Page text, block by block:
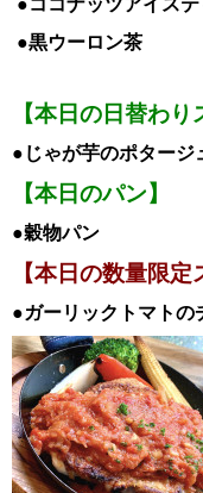
●ココナッツアイス
●黒ウーロン茶
【本日の日替わり
●じゃが芋のポタージ
【本日のパン】
●穀物パン
【本日の数量限
●ガーリックトマト